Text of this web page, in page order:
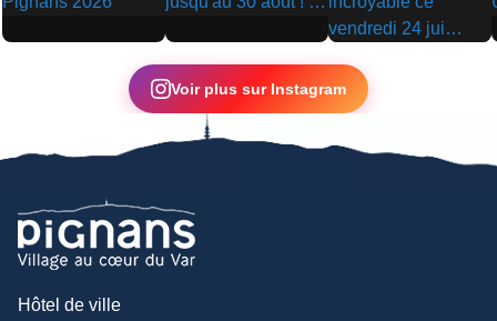
▶ ▶
▶
Voir plus sur Instagram
Hôtel de ville